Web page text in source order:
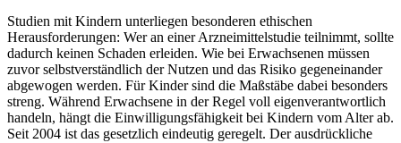
Studien mit Kindern unterliegen besonderen ethischen
Herausforderungen: Wer an einer Arzneimittelstudie teilnimmt, sollte
dadurch keinen Schaden erleiden. Wie bei Erwachsenen müssen
zuvor selbstverständlich der Nutzen und das Risiko gegeneinander
abgewogen werden. Für Kinder sind die Maßstäbe dabei besonders
streng. Während Erwachsene in der Regel voll eigenverantwortlich
handeln, hängt die Einwilligungsfähigkeit bei Kindern vom Alter ab.
Seit 2004 ist das gesetzlich eindeutig geregelt. Der ausdrückliche